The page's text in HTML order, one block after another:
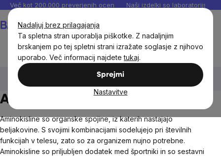
Nadaljuj brez prilagajanja
Ta spletna stran uporablja piškotke. Z nadaljnjim
brskanjem po tej spletni strani izražate soglasje z njihovo
uporabo. Več informacij najdetetukaj.
Sprejmi
Nastavitve
Preskoči
vsebino
Več kot 200.000 preverjenih ocen Naši izdelki so laboratorijsko
BrainMax® prehranska dopolnila
Aminokisline
Aminokisline BrainMax®
Aminokisline so organske spojine, iz katerih nastajajo
beljakovine. S svojimi kombinacijami sodelujejo pri številnih
funkcijah v telesu, zato so za organizem nujno potrebne.
Aminokisline so priljubljen dodatek med športniki in so sestavni